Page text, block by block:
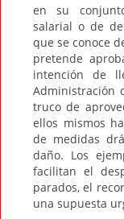
en su
salarial o de
que se conoce
pretende
intención de
Administración
truco de
ellos mismos
de medidas
daño. Los
facilitan el
parados, el
una supuesta